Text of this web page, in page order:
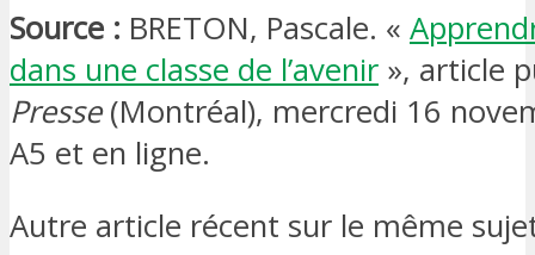
Source : BRETON, Pascale. «
dans une classe de l’avenir », article
Presse(Montréal), mercredi 16
A5 et en ligne.
Autre article récent sur le même